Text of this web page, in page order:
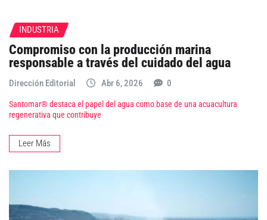
INDUSTRIA
Compromiso con la producción marina
responsable a través del cuidado del agua
Dirección Editorial Abr 6, 2026 0
Santomar® destaca el papel del agua como base de una acuacultura
regenerativa que contribuye
Leer Más